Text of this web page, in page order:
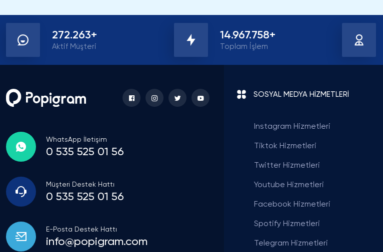
272.263+
Aktif Müşteri
14.967.758+
Toplam İşlem
WhatsApp İletişim
0 535 525 01 56
Müşteri Destek Hattı
0 535 525 01 56
E-Posta Destek Hattı
info@popigram.com
SOSYAL MEDYA HİZMETLERİ
Instagram Hizmetleri
Tiktok Hizmetleri
Twitter Hizmetleri
Youtube Hizmetleri
Facebook Hizmetleri
Spotify Hizmetleri
Telegram Hizmetleri